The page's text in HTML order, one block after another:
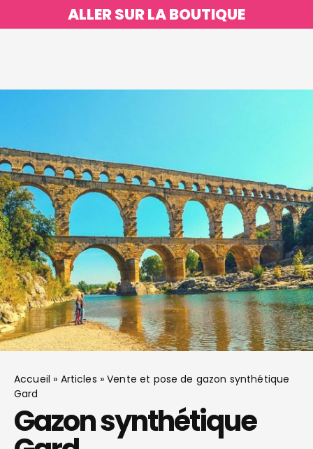
ALLER SUR LA BOUTIQUE
Accueil » Articles »Vente et pose de gazon synthétique
Gard
Gazon synthétique